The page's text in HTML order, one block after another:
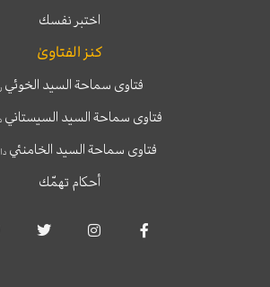
اختبر نفسك
كنز الفتاوىٰ
فتاوى سماحة السيد الخوئي
فتاوى سماحة السيد السيستاني
فتاوى سماحة السيد الخامنئي
أحكام تهمّك
a
c
s
i